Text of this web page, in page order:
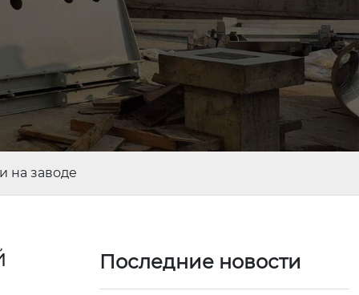
на заводе
Последние новости